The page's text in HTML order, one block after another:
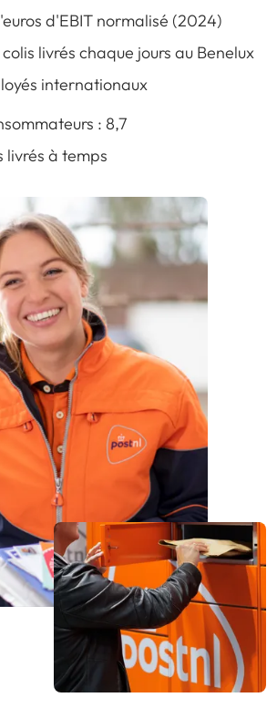
d'EBIT normalisé (2024)
colis livrés chaque jours au Benelux
internationaux
: 8,7
livrés à temps